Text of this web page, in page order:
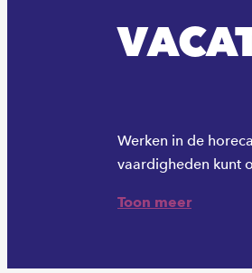
Werken in de
vaardigheden kunt
Toon meer